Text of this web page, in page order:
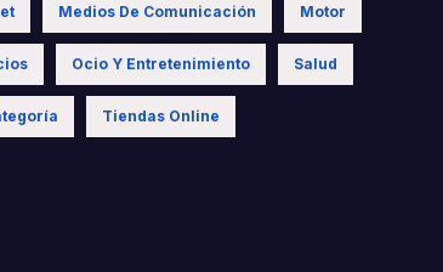
Medios De Comunicación Motor
Ocio Y Entretenimiento Salud
Tiendas Online